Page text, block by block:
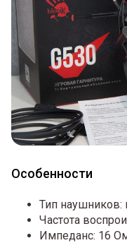
Особенности
Тип наушников:
Частота
Импеданс: 16